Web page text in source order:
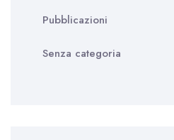
Pubblicazioni
Senza categoria